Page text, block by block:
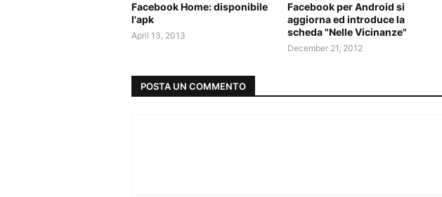
Facebook Home: disponibile
l'apk
April 13, 2013
Facebook per Android si
aggiorna ed introduce la
scheda "Nelle Vicinanze"
December 21, 2012
POSTA UN COMMENTO